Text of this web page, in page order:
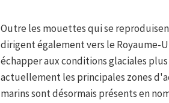
Outre les mouettes qui se
dirigent également vers le Royaume-
échapper aux conditions glaciales
actuellement les principales zones
marins sont désormais présents en